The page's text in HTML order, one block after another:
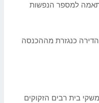
מעתה ואלך, בפרויקטים שבבעלות עירונית שכר הדירה לא יעלה על 25% מהרף העליון של ההכנסה החודשית נטו של משקי הבית בעשירון ה-5, בהתאמה למספר הנפשות
כנגזרת מההכנסה
חיים, שמשמשת משקי בית רבים הזקוקים